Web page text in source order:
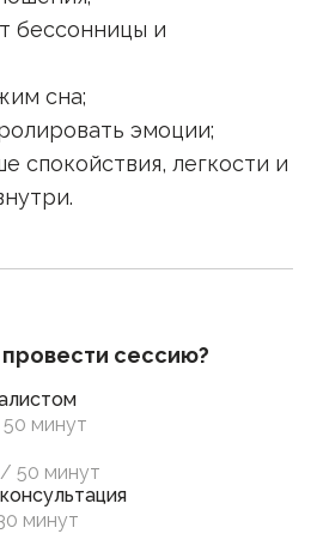
бессонницы и
сна;
эмоции;
спокойствия, легкости и
сессию?
50 минут
/ 50 минут
минут